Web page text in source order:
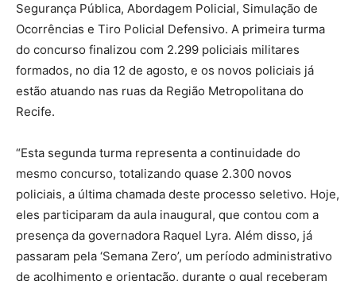
Segurança Pública, Abordagem Policial, Simulação de
Ocorrências e Tiro Policial Defensivo. A primeira turma
do concurso finalizou com 2.299 policiais militares
formados, no dia 12 de agosto, e os novos policiais já
estão atuando nas ruas da Região Metropolitana do
Recife.
“Esta segunda turma representa a continuidade do
mesmo concurso, totalizando quase 2.300 novos
policiais, a última chamada deste processo seletivo. Hoje,
eles participaram da aula inaugural, que contou com a
presença da governadora Raquel Lyra. Além disso, já
passaram pela ‘Semana Zero’, um período administrativo
de acolhimento e orientação, durante o qual receberam